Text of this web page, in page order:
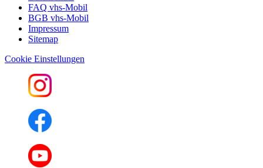
FAQ vhs-Mobil
BGB vhs-Mobil
Impressum
Sitemap
Cookie Einstellungen